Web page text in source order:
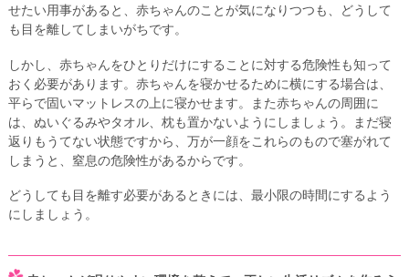
せたい用事があると、赤ちゃんのことが気になりつつも、どうして
も目を離してしまいがちです。
しかし、赤ちゃんをひとりだけにすることに対する危険性も知って
おく必要があります。赤ちゃんを寝かせるために横にする場合は、
平らで固いマットレスの上に寝かせます。また赤ちゃんの周囲に
は、ぬいぐるみやタオル、枕も置かないようにしましょう。まだ寝
返りもうてない状態ですから、万が一顔をこれらのもので塞がれて
しまうと、窒息の危険性があるからです。
どうしても目を離す必要があるときには、最小限の時間にするよう
にしましょう。